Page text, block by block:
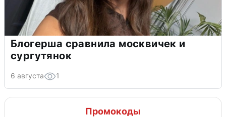
Блогерша сравнила москвичек и
сургутянок
6 августа 1
Промокоды